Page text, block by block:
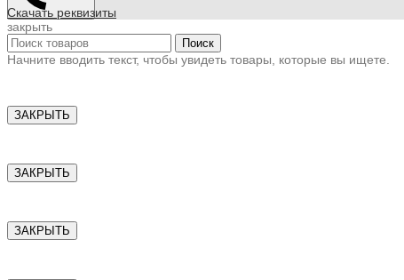
Скачать реквизиты
закрыть
Поиск
Начните вводить текст, чтобы увидеть товары, которые вы ищете.
ЗАКРЫТЬ
ЗАКРЫТЬ
ЗАКРЫТЬ